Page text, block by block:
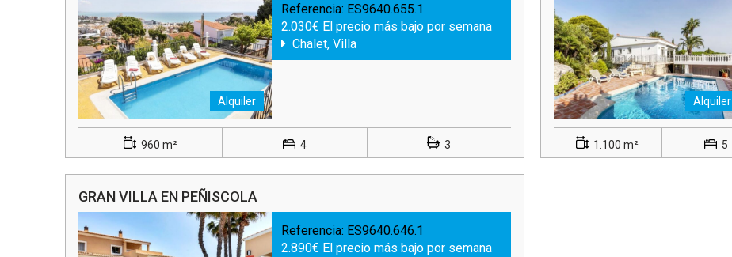
Alquiler
Referencia: ES9640.655.1
2.030€ El precio más bajo por semana
Chalet, Villa
960 m² 4 3
Alquiler
1.100 m² 5
GRAN VILLA EN PEÑISCOLA
Referencia: ES9640.646.1
2.890€ El precio más bajo por semana